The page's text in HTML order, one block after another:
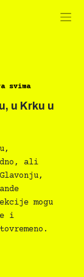
svima
u Krku u
ali
mogu
i